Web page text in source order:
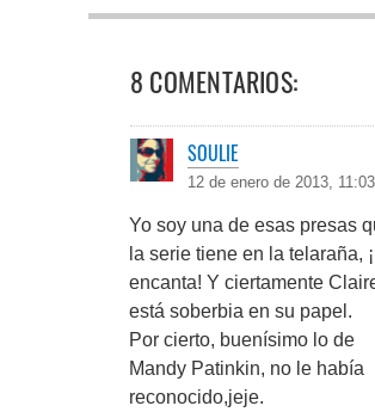
8 COMENTARIOS:
SOULIE
12 de enero de 2013, 11:03
Yo soy una de esas presas
la serie tiene en la telaraña,
encanta! Y ciertamente
está soberbia en su papel.
Por cierto, buenísimo lo de
Mandy Patinkin, no le había
reconocido,jeje.